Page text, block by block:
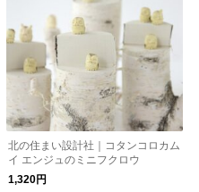
北の住まい設計社｜コタンコロカム
イ エンジュのミニフクロウ
1,320円